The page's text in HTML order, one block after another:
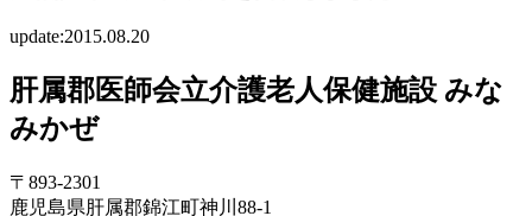
update:2015.08.20
肝属郡医師会立介護老人保健施設 みな
みかぜ
〒893-2301
鹿児島県肝属郡錦江町神川88-1